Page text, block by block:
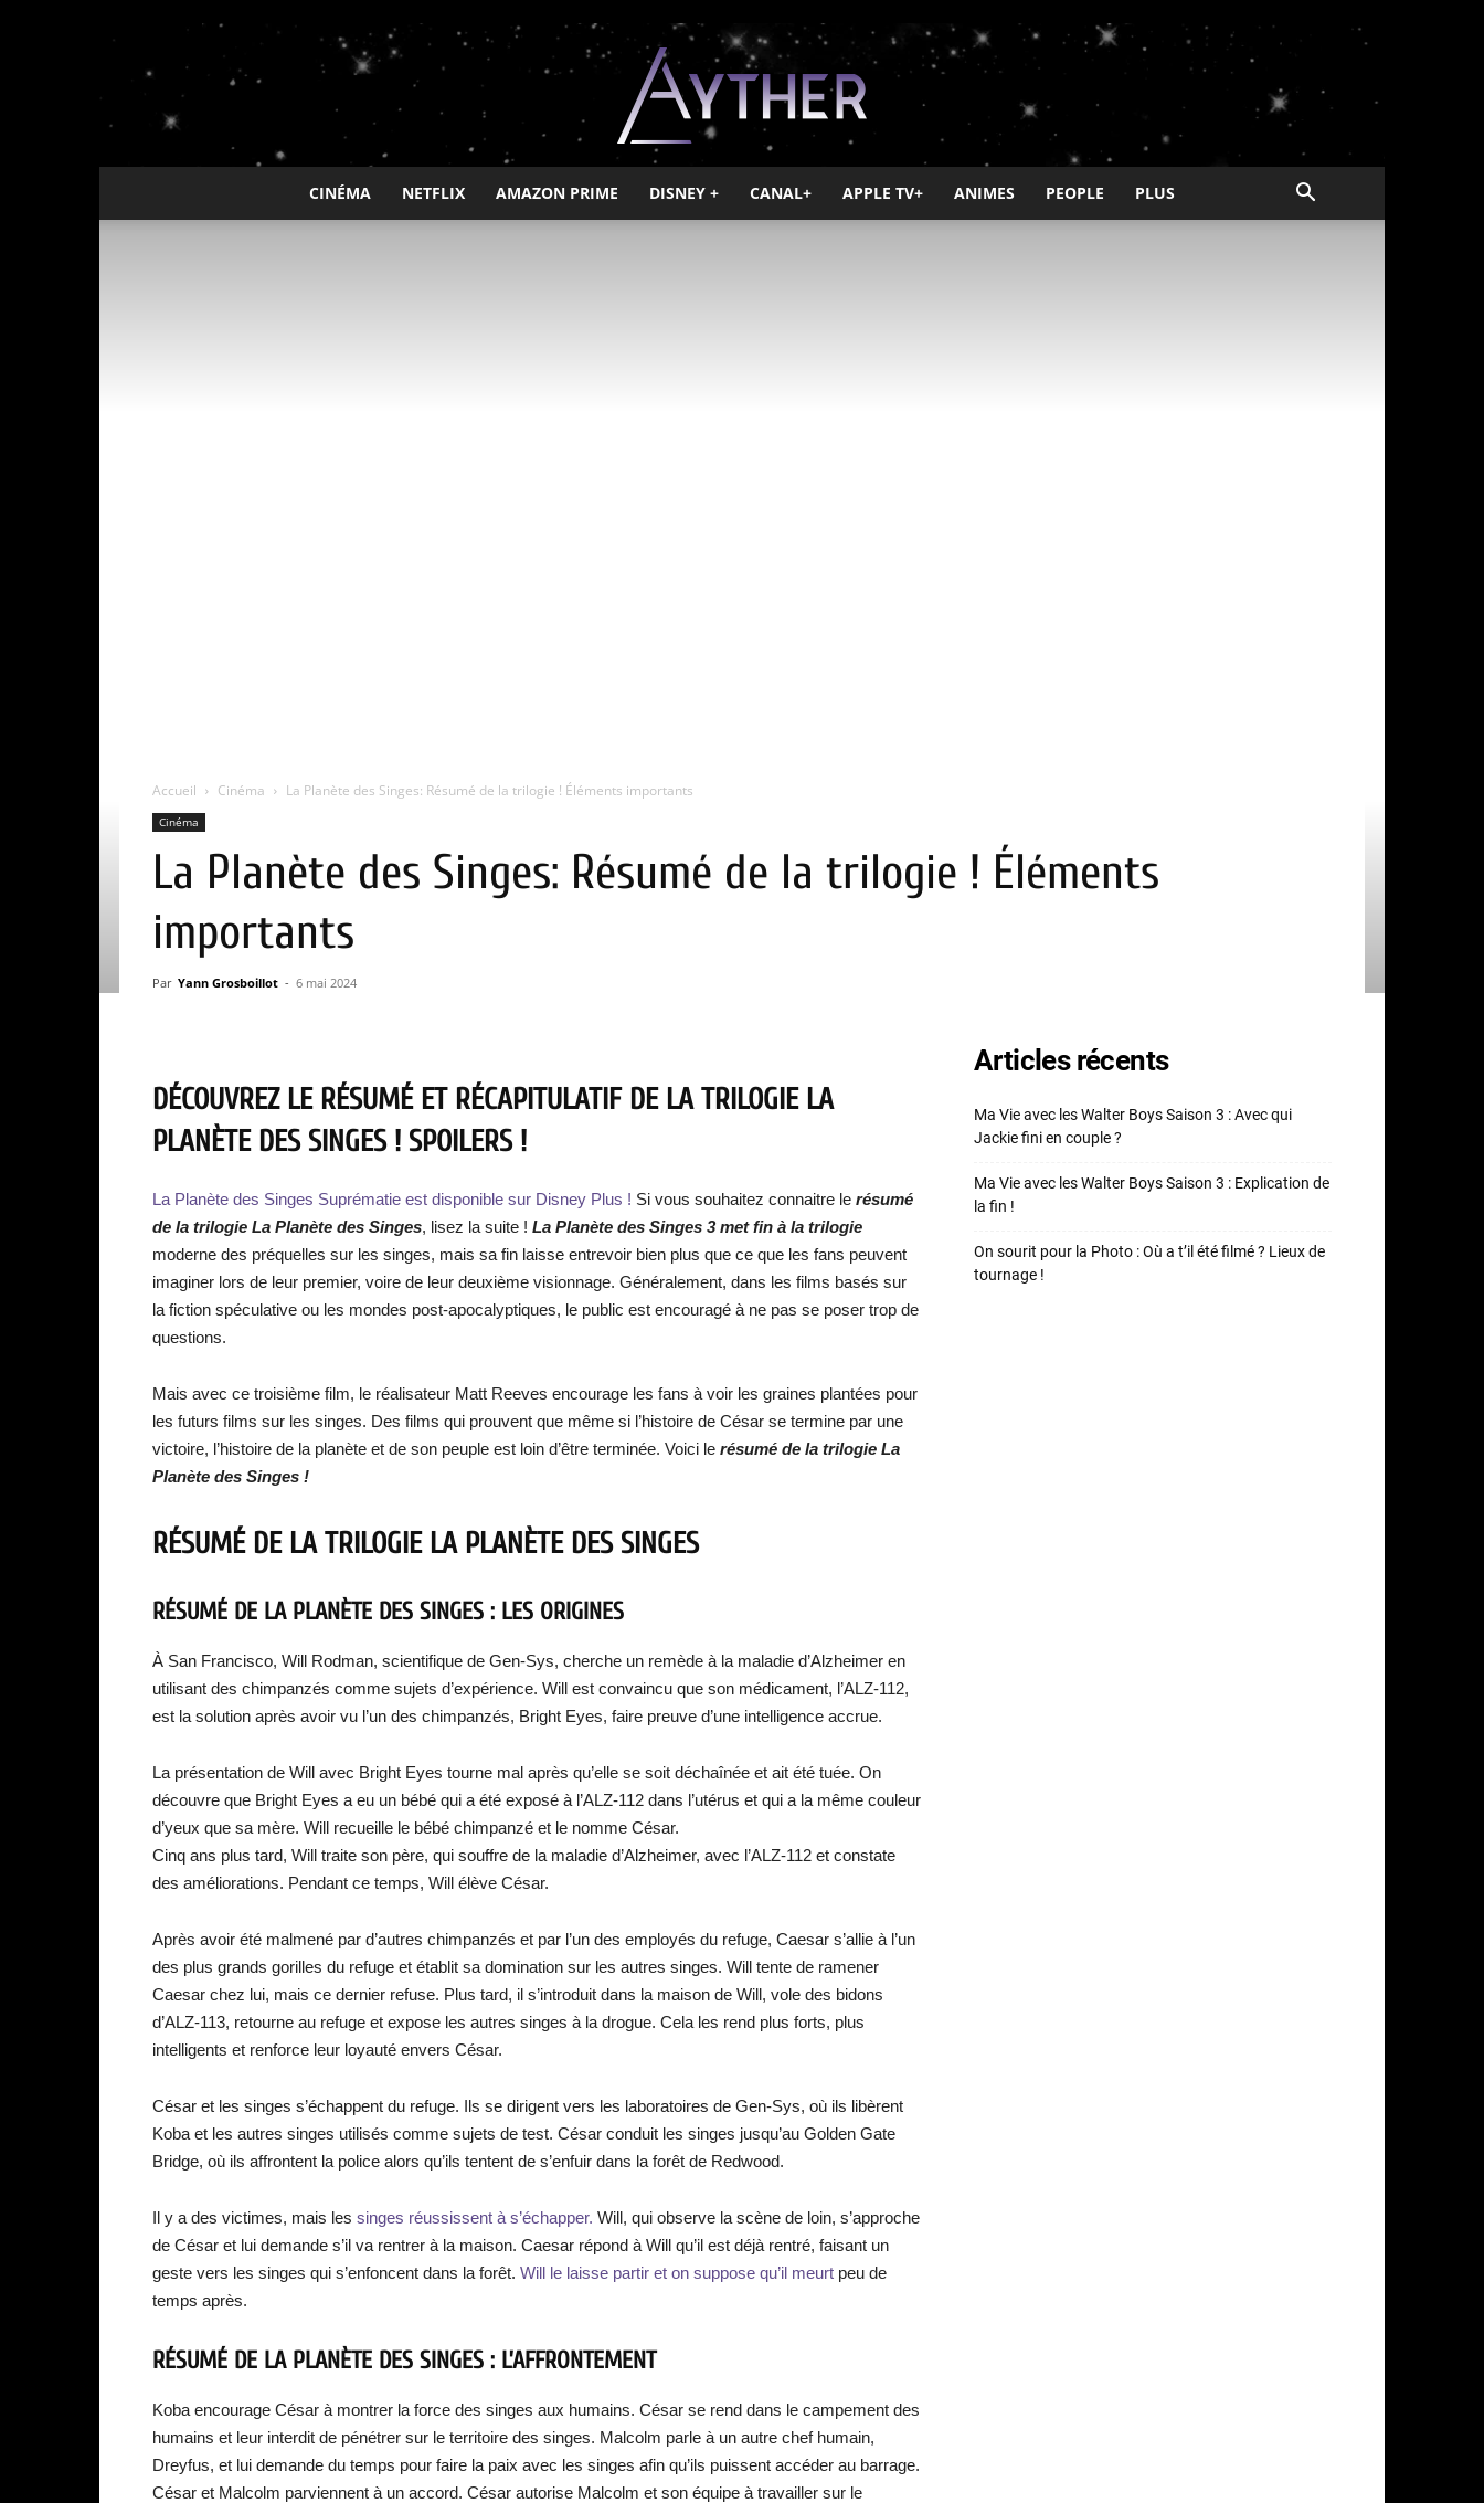
Ayther
CINÉMA NETFLIX AMAZON PRIME DISNEY + CANAL+ APPLE TV+ ANIMES PEOPLE PLUS
Accueil Cinéma La Planète des Singes: Résumé de la trilogie ! Éléments importants
Cinéma
La Planète des Singes: Résumé de la trilogie ! Éléments
importants
Par Yann Grosboillot - 6 mai 2024
DÉCOUVREZ LE RÉSUMÉ ET RÉCAPITULATIF DE LA TRILOGIE LA
PLANÈTE DES SINGES ! SPOILERS !
La Planète des Singes Suprématie est disponible sur Disney Plus ! Si vous souhaitez connaitre le résumé
de la trilogie La Planète des Singes, lisez la suite ! La Planète des Singes 3 met fin à la trilogie
moderne des préquelles sur les singes, mais sa fin laisse entrevoir bien plus que ce que les fans peuvent
imaginer lors de leur premier, voire de leur deuxième visionnage. Généralement, dans les films basés sur
la fiction spéculative ou les mondes post-apocalyptiques, le public est encouragé à ne pas se poser trop de
questions.
Mais avec ce troisième film, le réalisateur Matt Reeves encourage les fans à voir les graines plantées pour
les futurs films sur les singes. Des films qui prouvent que même si l’histoire de César se termine par une
victoire, l’histoire de la planète et de son peuple est loin d’être terminée. Voici le résumé de la trilogie La
Planète des Singes !
RÉSUMÉ DE LA TRILOGIE LA PLANÈTE DES SINGES
RÉSUMÉ DE LA PLANÈTE DES SINGES : LES ORIGINES
À San Francisco, Will Rodman, scientifique de Gen-Sys, cherche un remède à la maladie d’Alzheimer en
utilisant des chimpanzés comme sujets d’expérience. Will est convaincu que son médicament, l’ALZ-112,
est la solution après avoir vu l’un des chimpanzés, Bright Eyes, faire preuve d’une intelligence accrue.
La présentation de Will avec Bright Eyes tourne mal après qu’elle se soit déchaînée et ait été tuée. On
découvre que Bright Eyes a eu un bébé qui a été exposé à l’ALZ-112 dans l’utérus et qui a la même couleur
d’yeux que sa mère. Will recueille le bébé chimpanzé et le nomme César.
Cinq ans plus tard, Will traite son père, qui souffre de la maladie d’Alzheimer, avec l’ALZ-112 et constate
des améliorations. Pendant ce temps, Will élève César.
Après avoir été malmené par d’autres chimpanzés et par l’un des employés du refuge, Caesar s’allie à l’un
des plus grands gorilles du refuge et établit sa domination sur les autres singes. Will tente de ramener
Caesar chez lui, mais ce dernier refuse. Plus tard, il s’introduit dans la maison de Will, vole des bidons
d’ALZ-113, retourne au refuge et expose les autres singes à la drogue. Cela les rend plus forts, plus
intelligents et renforce leur loyauté envers César.
César et les singes s’échappent du refuge. Ils se dirigent vers les laboratoires de Gen-Sys, où ils libèrent
Koba et les autres singes utilisés comme sujets de test. César conduit les singes jusqu’au Golden Gate
Bridge, où ils affrontent la police alors qu’ils tentent de s’enfuir dans la forêt de Redwood.
Il y a des victimes, mais les singes réussissent à s’échapper. Will, qui observe la scène de loin, s’approche
de César et lui demande s’il va rentrer à la maison. Caesar répond à Will qu’il est déjà rentré, faisant un
geste vers les singes qui s’enfoncent dans la forêt. Will le laisse partir et on suppose qu’il meurt peu de
temps après.
RÉSUMÉ DE LA PLANÈTE DES SINGES : L’AFFRONTEMENT
Koba encourage César à montrer la force des singes aux humains. César se rend dans le campement des
humains et leur interdit de pénétrer sur le territoire des singes. Malcolm parle à un autre chef humain,
Dreyfus, et lui demande du temps pour faire la paix avec les singes afin qu’ils puissent accéder au barrage.
César et Malcolm parviennent à un accord. César autorise Malcolm et son équipe à travailler sur le
Articles récents
Ma Vie avec les Walter Boys Saison 3 : Avec qui
Jackie fini en couple ?
Ma Vie avec les Walter Boys Saison 3 : Explication de
la fin !
On sourit pour la Photo : Où a t’il été filmé ? Lieux de
tournage !